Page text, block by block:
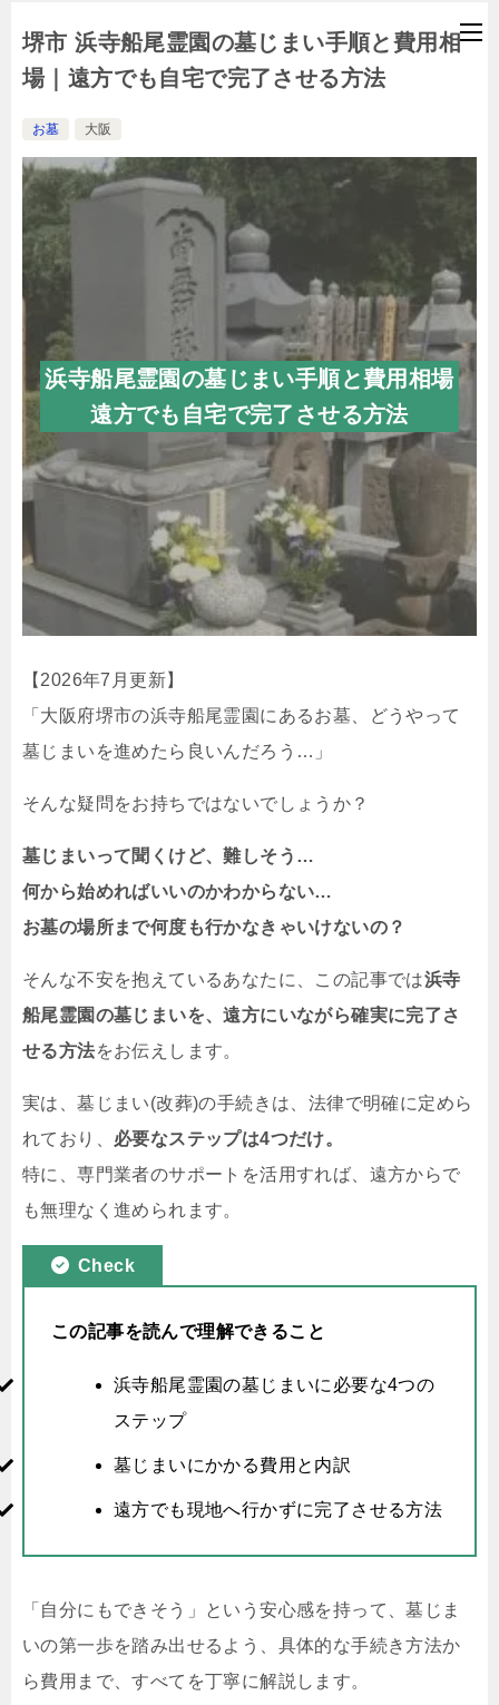
堺市 浜寺船尾霊園の墓じまい手順と費用相
場｜遠方でも自宅で完了させる方法
お墓 大阪
浜寺船尾霊園の墓じまい手順と費用相場
遠方でも自宅で完了させる方法
【2026年7月更新】
「大阪府堺市の浜寺船尾霊園にあるお墓、どうやって
墓じまいを進めたら良いんだろう…」
そんな疑問をお持ちではないでしょうか？
墓じまいって聞くけど、難しそう…
何から始めればいいのかわからない…
お墓の場所まで何度も行かなきゃいけないの？
そんな不安を抱えているあなたに、この記事では浜寺
船尾霊園の墓じまいを、遠方にいながら確実に完了さ
せる方法をお伝えします。
実は、墓じまい(改葬)の手続きは、法律で明確に定めら
れており、 必要なステップは4つだけ。
特に、専門業者のサポートを活用すれば、遠方からで
も無理なく進められます。
Check
この記事を読んで理解できること
浜寺船尾霊園の墓じまいに必要な4つの
ステップ
墓じまいにかかる費用と内訳
遠方でも現地へ行かずに完了させる方法
「自分にもできそう」という安心感を持って、墓じま
いの第一歩を踏み出せるよう、具体的な手続き方法か
ら費用まで、すべてを丁寧に解説します。